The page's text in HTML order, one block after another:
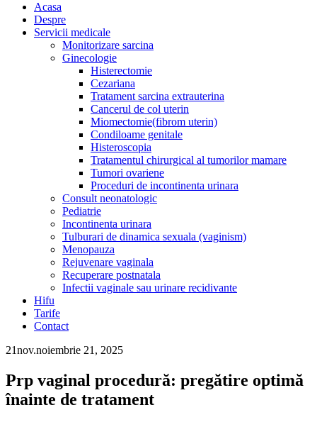
Acasa
Despre
Servicii medicale
Monitorizare sarcina
Ginecologie
Histerectomie
Cezariana
Tratament sarcina extrauterina
Cancerul de col uterin
Miomectomie(fibrom uterin)
Condiloame genitale
Histeroscopia
Tratamentul chirurgical al tumorilor mamare
Tumori ovariene
Proceduri de incontinenta urinara
Consult neonatologic
Pediatrie
Incontinenta urinara
Tulburari de dinamica sexuala (vaginism)
Menopauza
Rejuvenare vaginala
Recuperare postnatala
Infectii vaginale sau urinare recidivante
Hifu
Tarife
Contact
21nov.noiembrie 21, 2025
Prp vaginal procedură: pregătire optimă
înainte de tratament